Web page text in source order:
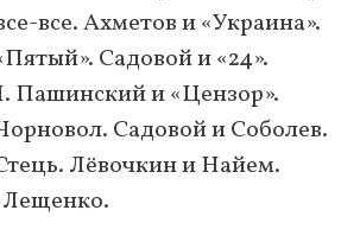
все. Ахметов и «Украина».
Садовой и «24».
Пашинский и «Цензор».
Садовой и Соболев.
Лёвочкин и Найем.